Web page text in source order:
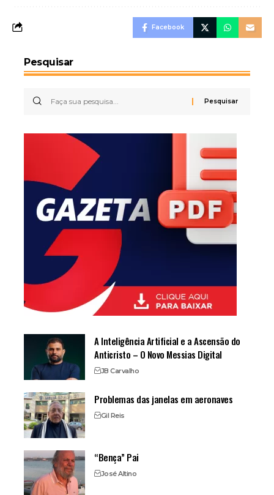
Facebook
Pesquisar
A Inteligência Artificial e a Ascensão do
Anticristo – O Novo Messias Digital
JB Carvalho
Problemas das janelas em aeronaves
Gil Reis
“Bença” Pai
José Altino